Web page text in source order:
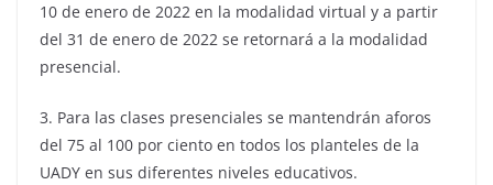
10 de enero de 2022 en la modalidad virtual y a partir
del 31 de enero de 2022 se retornará a la modalidad
presencial.
3. Para las clases presenciales se mantendrán aforos
del 75 al 100 por ciento en todos los planteles de la
UADY en sus diferentes niveles educativos.